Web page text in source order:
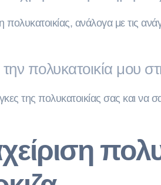
ανάλογα με τις
πολυκατοικία μου
της πολυκατοικίας σας και να